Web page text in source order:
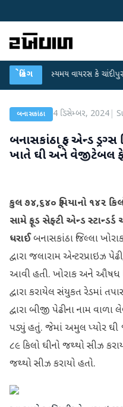
બ્રેકિંગ
રહસ્યમય વાયરસ કે ચાંદીપુરા? 6
બનાસકાંઠા 4 ડિસેમ્બર, 2024|
બનાસકાંઠા ફૂડ એન્ડ
ખાતે ઘી અને વેજીટેબલ
કુલ ૭૪,૬૪૦ રૂપિયાનો ૧૪૨
સામે ફૂડ સેફ્ટી એન્ડ
ધરાઈ બનાસકાંઠા જિલ્લા
દ્વારા જલારામ એન્ટરપ્રાઇઝ
આવી હતી. ખોરાક અને ઔષધ
દ્વારા કરાયેલ સંયુકત રેડમાં
દ્વારા બીજી પેઢીના નામ
પડ્યું હતું. જેમાં અમુલ પ્યોર ઘી
૮૯ કિલો ઘીનો જથ્થો સીઝ
જથ્થો સીઝ કરાયો હતો.